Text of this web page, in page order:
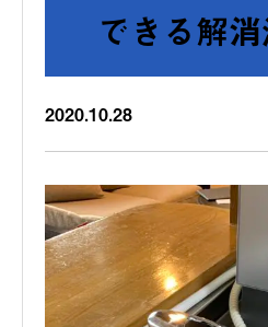
できる解
2020.10.28